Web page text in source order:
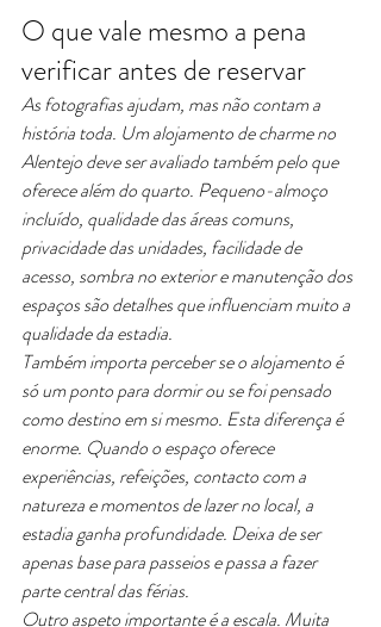
O que vale mesmo a pena
verificar antes de reservar
As fotografias ajudam, mas não contam a
história toda. Um alojamento de charme no
Alentejo deve ser avaliado também pelo que
oferece além do quarto. Pequeno-almoço
incluído, qualidade das áreas comuns,
privacidade das unidades, facilidade de
acesso, sombra no exterior e manutenção dos
espaços são detalhes que influenciam muito a
qualidade da estadia.
Também importa perceber se o alojamento é
só um ponto para dormir ou se foi pensado
como destino em si mesmo. Esta diferença é
enorme. Quando o espaço oferece
experiências, refeições, contacto com a
natureza e momentos de lazer no local, a
estadia ganha profundidade. Deixa de ser
apenas base para passeios e passa a fazer
parte central das férias.
Outro aspeto importante é a escala. Muita